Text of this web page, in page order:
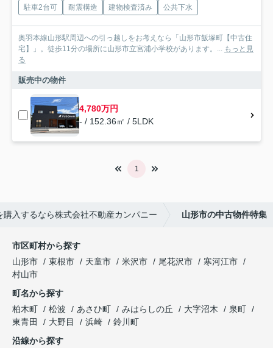
駐車2台可 耐震構造 建物検査済み 公共下水
奥羽本線山形駅周辺への引っ越しをお考えなら「山形市飯塚町【中古住
宅】」。徒歩11分の場所に山形市立宮浦小学校があります。... もっと見
る
販売中の物件
4,780万円
- / 152.36㎡ / 5LDK
1
購入するなら株式会社不動産カンパニー 山形市の中古物件特集
市区町村から探す
山形市
東根市 天童市 米沢市 尾花沢市
寒河江市
村山市
町名から探す
柏木町
松波 あさひ町 みはらしの丘 大字沼木
泉町
東青田
大野目 浜崎
鈴川町
沿線から探す